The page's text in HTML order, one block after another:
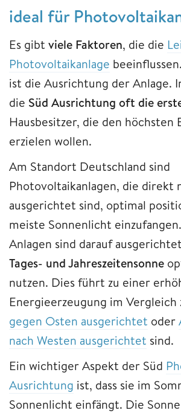
ideal für
Es gibt viele Faktoren, die die
Photovoltaikanlage
ist die Ausrichtung der Anlage.
die Süd Ausrichtung oft die
Hausbesitzer, die den höchsten
erzielen wollen.
Am Standort Deutschland sind
Photovoltaikanlagen, die direkt
ausgerichtet sind, optimal
meiste Sonnenlicht
Anlagen sind darauf
Tages- und Jahreszeitensonne
nutzen. Dies führt zu einer
Energieerzeugung im Vergleich
gegen Osten ausgerichtet oder
nach Westen ausgerichtet sind.
Ein wichtiger Aspekt der Süd
Ausrichtung ist, dass sie im
Sonnenlicht einfängt. Die